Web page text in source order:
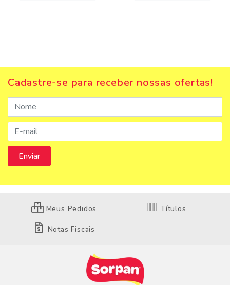
Cadastre-se para receber nossas ofertas!
Meus Pedidos Títulos
Notas Fiscais